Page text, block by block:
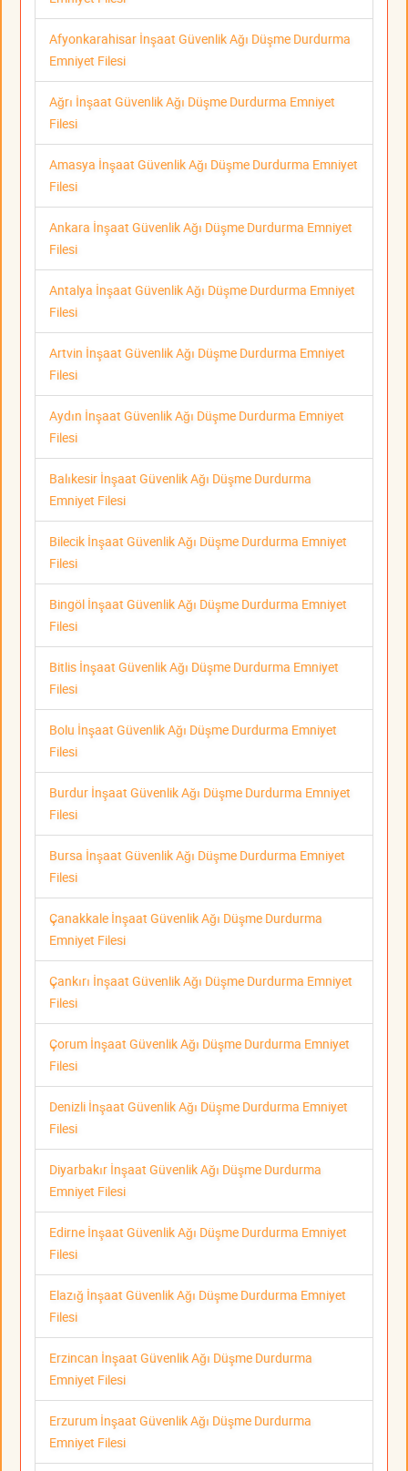
Afyonkarahisar İnşaat Güvenlik Ağı Düşme Durdurma
Emniyet Filesi
Ağrı İnşaat Güvenlik Ağı Düşme Durdurma Emniyet
Filesi
Amasya İnşaat Güvenlik Ağı Düşme Durdurma Emniyet
Filesi
Ankara İnşaat Güvenlik Ağı Düşme Durdurma Emniyet
Filesi
Antalya İnşaat Güvenlik Ağı Düşme Durdurma Emniyet
Filesi
Artvin İnşaat Güvenlik Ağı Düşme Durdurma Emniyet
Filesi
Aydın İnşaat Güvenlik Ağı Düşme Durdurma Emniyet
Filesi
Balıkesir İnşaat Güvenlik Ağı Düşme Durdurma
Emniyet Filesi
Bilecik İnşaat Güvenlik Ağı Düşme Durdurma Emniyet
Filesi
Bingöl İnşaat Güvenlik Ağı Düşme Durdurma Emniyet
Filesi
Bitlis İnşaat Güvenlik Ağı Düşme Durdurma Emniyet
Filesi
Bolu İnşaat Güvenlik Ağı Düşme Durdurma Emniyet
Filesi
Burdur İnşaat Güvenlik Ağı Düşme Durdurma Emniyet
Filesi
Bursa İnşaat Güvenlik Ağı Düşme Durdurma Emniyet
Filesi
Çanakkale İnşaat Güvenlik Ağı Düşme Durdurma
Emniyet Filesi
Çankırı İnşaat Güvenlik Ağı Düşme Durdurma Emniyet
Filesi
Çorum İnşaat Güvenlik Ağı Düşme Durdurma Emniyet
Filesi
Denizli İnşaat Güvenlik Ağı Düşme Durdurma Emniyet
Filesi
Diyarbakır İnşaat Güvenlik Ağı Düşme Durdurma
Emniyet Filesi
Edirne İnşaat Güvenlik Ağı Düşme Durdurma Emniyet
Filesi
Elazığ İnşaat Güvenlik Ağı Düşme Durdurma Emniyet
Filesi
Erzincan İnşaat Güvenlik Ağı Düşme Durdurma
Emniyet Filesi
Erzurum İnşaat Güvenlik Ağı Düşme Durdurma
Emniyet Filesi